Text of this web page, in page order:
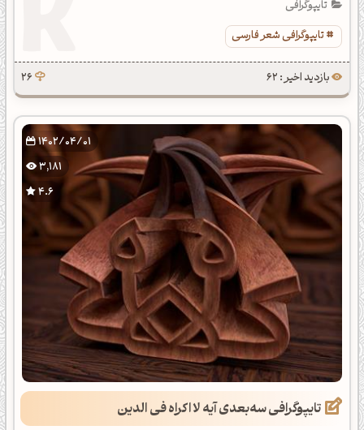
تایپوگرافی
تایپوگرافی شعر فارسی
بازدید اخیر : 62 26
1402/04/01
3,181
4.6
تایپوگرافی سه‌بعدی آیه لا اکراه فی الدین